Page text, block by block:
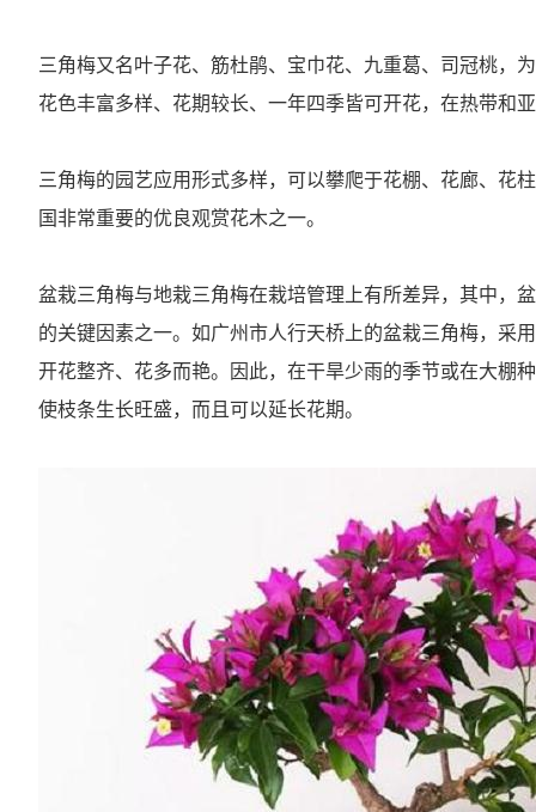
三角梅又名叶子花、筋杜鹃、宝巾花、九重葛、司冠桃，
花色丰富多样、花期较长、一年四季皆可开花，在热带和
三角梅的园艺应用形式多样，可以攀爬于花棚、花廊、花
国非常重要的优良观赏花木之一。
盆栽三角梅与地栽三角梅在栽培管理上有所差异，其中，
的关键因素之一。如广州市人行天桥上的盆栽三角梅，采
开花整齐、花多而艳。因此，在干旱少雨的季节或在大棚
使枝条生长旺盛，而且可以延长花期。